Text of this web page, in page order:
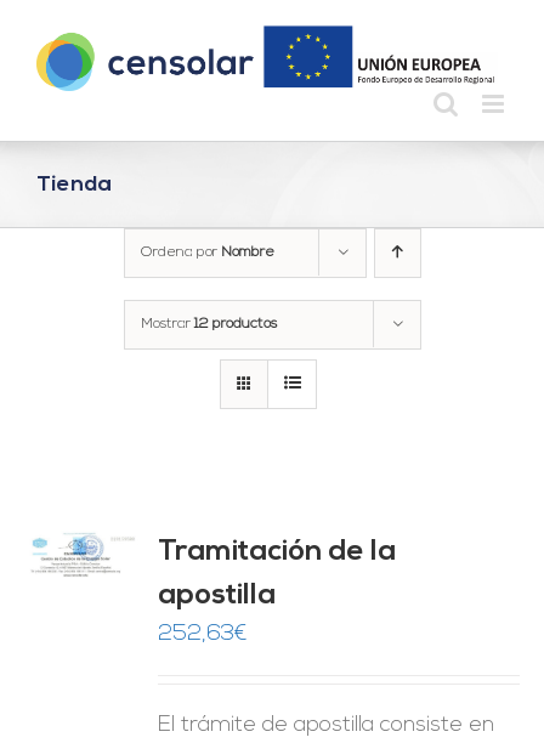
contenido
Tienda
Ordena por Nombre
Mostrar12 productos
Tramitación de la
apostilla
252,63€
El trámite de apostilla consiste en